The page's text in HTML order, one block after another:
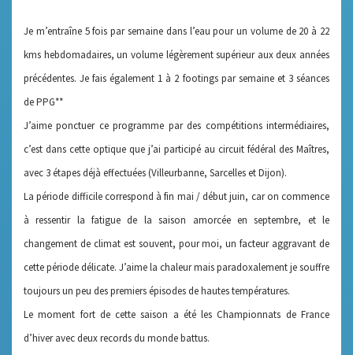
Je m’entraîne 5 fois par semaine dans l’eau pour un volume de 20 à 22
kms hebdomadaires, un volume légèrement supérieur aux deux années
précédentes. Je fais également 1 à 2 footings par semaine et 3 séances
de PPG**
J’aime ponctuer ce programme par des compétitions intermédiaires,
c’est dans cette optique que j’ai participé au circuit fédéral des Maîtres,
avec 3 étapes déjà effectuées (Villeurbanne, Sarcelles et Dijon).
La période difficile correspond à fin mai / début juin, car on commence
à ressentir la fatigue de la saison amorcée en septembre, et le
changement de climat est souvent, pour moi, un facteur aggravant de
cette période délicate. J’aime la chaleur mais paradoxalement je souffre
toujours un peu des premiers épisodes de hautes températures.
Le moment fort de cette saison a été les Championnats de France
d’hiver avec deux records du monde battus.